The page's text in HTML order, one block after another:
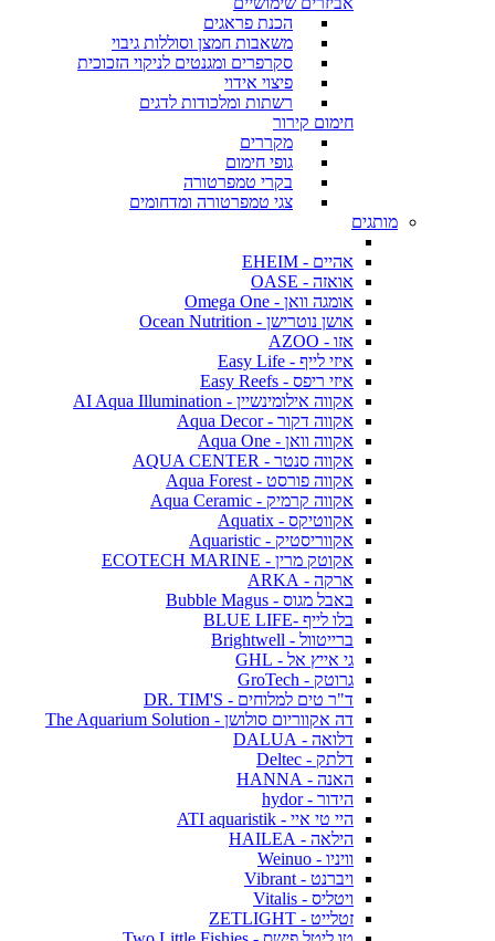
הכנת פראגים
משאבות חמצן וסוללות גיבוי
סקרפרים ומגנטים לניקוי הזכוכית
פיצוי אידוי
רשתות ומלכודות לדגים
חימום קירור
מקררים
גופי חימום
בקרי טמפרטורה
צגי טמפרטורה ומדחומים
מותגים
אהיים - EHEIM
אואזה - OASE
אומגה וואן - Omega One
אושן נוטרישן - Ocean Nutrition
אזו - AZOO
איזי לייף - Easy Life
איזי ריפס - Easy Reefs
אקווה אילומינשיין - AI Aqua Illumination
אקווה דקור - Aqua Decor
אקווה וואן - Aqua One
אקווה סנטר - AQUA CENTER
אקווה פורסט - Aqua Forest
אקווה קרמיק - Aqua Ceramic
אקווטיקס - Aquatix
אקווריסטיק - Aquaristic
אקוטק מרין - ECOTECH MARINE
ארקה - ARKA
באבל מגוס - Bubble Magus
בלו לייף -BLUE LIFE
ברייטוול - Brightwell
גי אייץ אל - GHL
גרוטק - GroTech
ד"ר טים למלוחים - DR. TIM'S
דה אקווריום סולושן - The Aquarium Solution
דלואה - DALUA
דלתק - Deltec
האנה - HANNA
הידור - hydor
היי טי איי - ATI aquaristik
הילאה - HAILEA
וויניו - Weinuo
ויברנט - Vibrant
ויטליס - Vitalis
זטלייט - ZETLIGHT